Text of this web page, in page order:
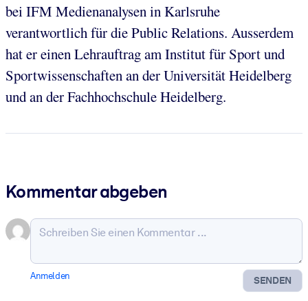
bei IFM Medienanalysen in Karlsruhe
verantwortlich für die Public Relations. Ausserdem
hat er einen Lehrauftrag am Institut für Sport und
Sportwissenschaften an der Universität Heidelberg
und an der Fachhochschule Heidelberg.
Kommentar abgeben
SENDEN
Anmelden